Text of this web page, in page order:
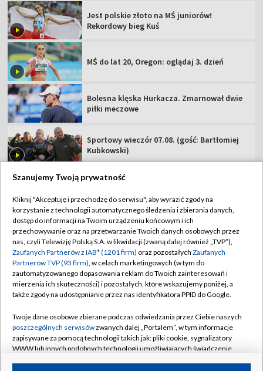
Jest polskie złoto na MŚ juniorów!
Rekordowy bieg Kuś
MŚ do lat 20, Oregon: oglądaj 3. dzień
Bolesna klęska Hurkacza. Zmarnował dwie
piłki meczowe
Sportowy wieczór 07.08. (gość: Bartłomiej
Kubkowski)
TVP
Abonament TVP
Sklep TVP
Biuro Reklamy
Oferta Handlowa
Emisja w TVP
Rada Programowa
Ogłoszenia przetargowe
Regulamin TVP
Polityka prywatności
Moje zgody
Biuro reklamy
Kanały
Szanujemy Twoją prywatność
Kliknij "Akceptuję i przechodzę do serwisu", aby wyrazić zgody na
korzystanie z technologii automatycznego śledzenia i zbierania danych,
dostęp do informacji na Twoim urządzeniu końcowym i ich
przechowywanie oraz na przetwarzanie Twoich danych osobowych przez
nas, czyli Telewizję Polską S.A. w likwidacji (zwaną dalej również „TVP”),
Zaufanych Partnerów z IAB* (1201 firm) oraz pozostałych Zaufanych
Partnerów TVP (93 firm), w celach marketingowych (w tym do
zautomatyzowanego dopasowania reklam do Twoich zainteresowań i
mierzenia ich skuteczności) i pozostałych, które wskazujemy poniżej, a
także zgody na udostępnianie przez nas identyfikatora PPID do Google.
Twoje dane osobowe zbierane podczas odwiedzania przez Ciebie naszych
poszczególnych serwisówzwanych dalej „Portalem”, w tym informacje
zapisywane za pomocą technologii takich jak: pliki cookie, sygnalizatory
WWW lub innych podobnych technologii umożliwiających świadczenie